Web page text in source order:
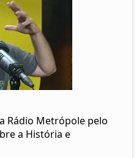
Rádio Metrópole pelo
a História e